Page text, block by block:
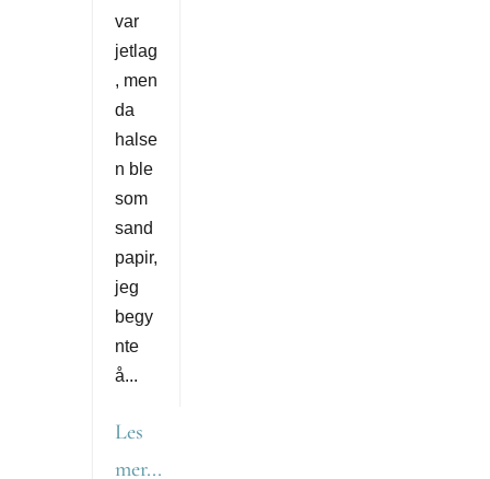
var
jetlag
, men
da
halse
n ble
som
sand
papir,
jeg
begy
nte
å...
Les
mer...